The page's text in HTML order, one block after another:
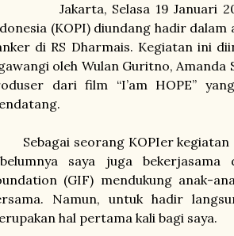
Selasa 19 Januari 2016,
(KOPI) diundang hadir dalam
di RS Dharmais. Kegiatan ini
oleh Wulan Guritno, Amanda
dari film “I’am HOPE”
seorang KOPIer kegiatan
saya juga
(GIF) mendukung anak-
Namun, untuk hadir
hal pertama kali bagi saya.